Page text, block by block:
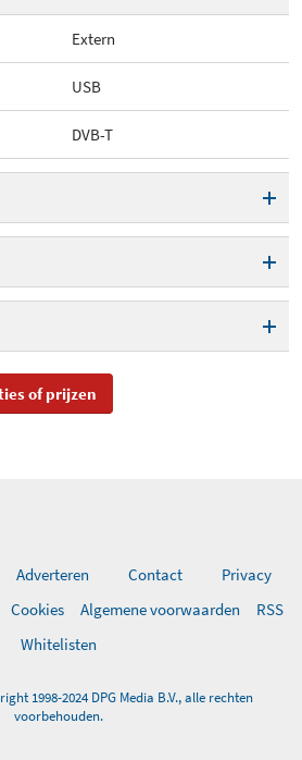
Extern
USB
DVB-T
USB
1589, 01589, 3526313
of prijzen
Adverteren Contact
Privacy
Cookies Algemene voorwaarden
RSS
Whitelisten
1998-2024 DPG Media B.V., alle rechten
voorbehouden.